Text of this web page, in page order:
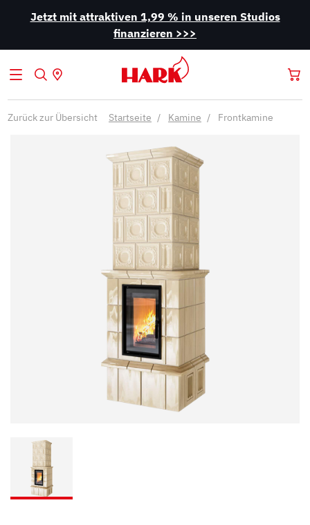
Jetzt mit attraktiven 1,99 % in unseren Studios
finanzieren >>>
Zurück zur Übersicht Startseite Kamine Frontkamine